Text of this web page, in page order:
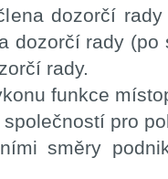
dozorčí
dozorčí rady
rady.
funkce
pro
směry